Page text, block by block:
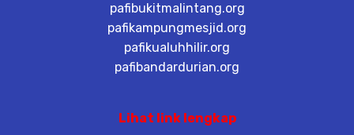
pafibukitmalintang.org
pafikampungmesjid.org
pafikualuhhilir.org
pafibandardurian.org
Lihat link lengkap